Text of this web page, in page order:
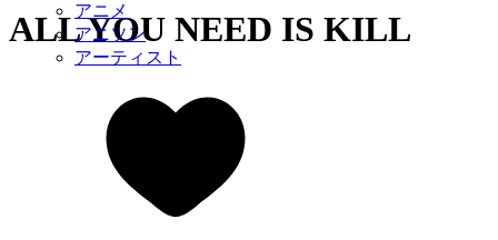
アニメ
アニソン
アーティスト
ALL YOU NEED IS KILL